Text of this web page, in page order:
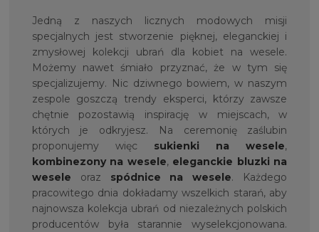
Jedną z naszych licznych modowych misji
specjalnych jest stworzenie pięknej, eleganckiej i
zmysłowej kolekcji ubrań dla kobiet na wesele.
Możemy nawet śmiało przyznać, że w tym się
specjalizujemy. Nic dziwnego bowiem, w naszym
zespole goszczą trendy eksperci, którzy zawsze
chętnie pozostawią inspirację w miejscach, w
których je odkryjesz. Na ceremonię zaślubin
proponujemy więc
sukienki na wesele,
kombinezony na wesele, eleganckie bluzki na
wesele oraz spódnice na wesele. Każdego
pracowitego dnia dokładamy wszelkich starań, aby
najnowsza kolekcja ubrań od niezależnych polskich
producentów była starannie wyselekcjonowana.